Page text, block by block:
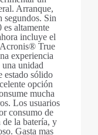
Arranque,
segundos. Sin
altamente
incluye el
True
experiencia
una unidad
estado sólido
opción
mucha
Los usuarios
consumo de
de la batería, y
Gasta mas